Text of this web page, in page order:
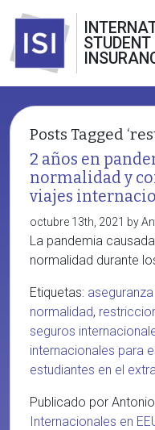
STUDENT
Posts Tagged
2 años en
normalidad y
viajes
octubre 13th, 2021 by
La pandemia
normalidad durante
Etiquetas:
normalidad,
seguros
internacionales para
estudiantes en el
Publicado por
Internacionales en